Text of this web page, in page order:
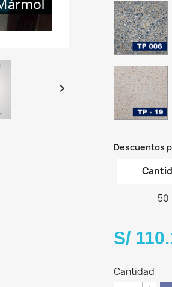

-
01
19
-
01
Descuentos
50
S/
Cantidad